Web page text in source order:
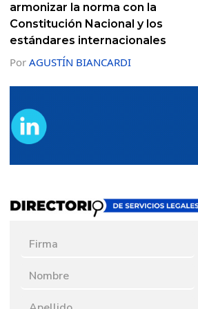
armonizar la norma con la
Constitución Nacional y los
estándares internacionales
Por AGUSTÍN BIANCARDI